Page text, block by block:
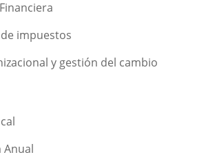
impuestos
y gestión del cambio
Anual